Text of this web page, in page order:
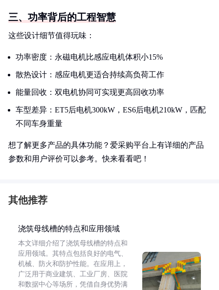
三、功率背后的工程智慧
这些设计细节值得玩味：
功率密度：永磁电机比感应电机体积小15%
散热设计：感应电机更适合持续高负荷工作
能量回收：双电机协同可实现更高回收功率
车型差异：ET5后电机300kW，ES6后电机210kW，匹配
不同车身重量
想了解更多产品的具体功能？爱采购平台上有详细的产品
参数和用户评价可以参考。快来看看吧！
其他推荐
浇筑母线槽的特点和应用领域
本文详细介绍了浇筑母线槽的特点和
应用领域。其特点包括良好的电气、
机械、防火和防护性能。在应用上，
广泛用于商业建筑、工业厂房、医院
和数据中心等场所，凭借自身优势满